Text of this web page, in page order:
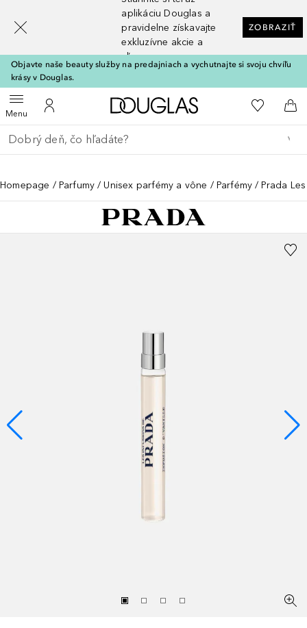
aplikáciu Douglas a
pravidelne získavajte
exkluzívne akcie a
zľavy
ZOBRAZIŤ
Objavte naše beauty služby na predajniach a vychutnajte si svoju chvíľu
krásy v Douglas.
MenuOtvoriť menuDo môjho účtu
Domov Do môjho
Do
Choď späť
Vykonajte vyhľadávanie
Homepage Parfumy Unisex parfémy a vône Parfémy Prada
[navigation.slideout.screenreader]